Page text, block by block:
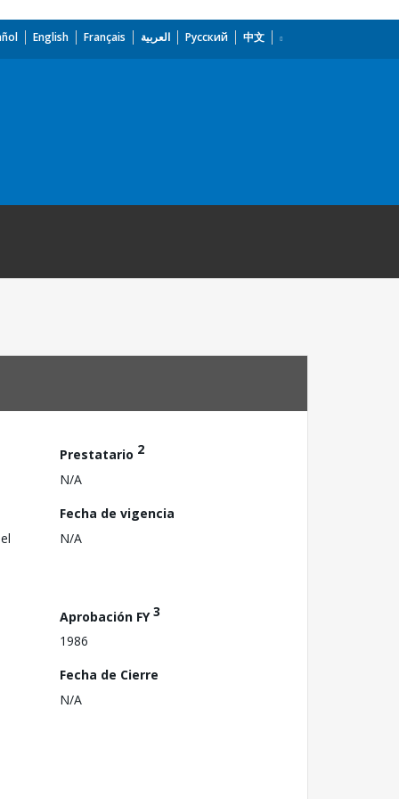
English Français العربية Русский 中文
Prestatario 2
N/A
Fecha de vigencia
N/A
Aprobación FY3
1986
Fecha de Cierre
N/A